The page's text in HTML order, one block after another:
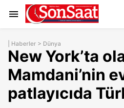
Haberler > Dünya
New York’ta
Mamdani’nin
patlayıcıda